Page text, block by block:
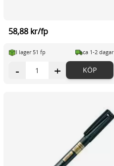
58,88 kr/fp
I lager 51 fp ca 1-2 dagar
- + KÖP